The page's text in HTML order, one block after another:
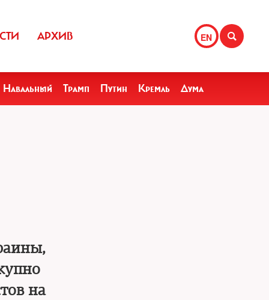
EN
АРХИВ
Навальный Трамп Путин Кремль Дума
на